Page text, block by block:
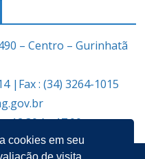
– Centro – Gurinhatã
|Fax : (34) 3264-1015
12:30 às 17:00
cookies em seu